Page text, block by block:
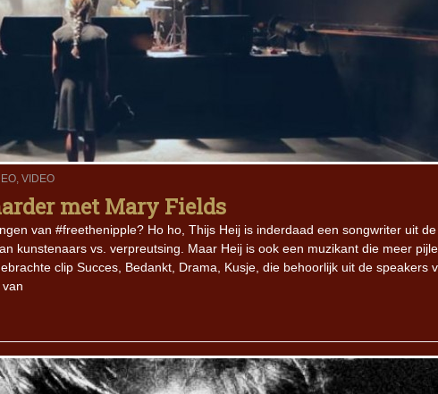
, VIDEO
met Mary Fields
van #freethenipple? Ho ho, Thijs Heij is inderdaad een songwriter uit de
kunstenaars vs. verpreutsing. Maar Heij is ook een muzikant die meer
clip Succes, Bedankt, Drama, Kusje, die behoorlijk uit de speakers